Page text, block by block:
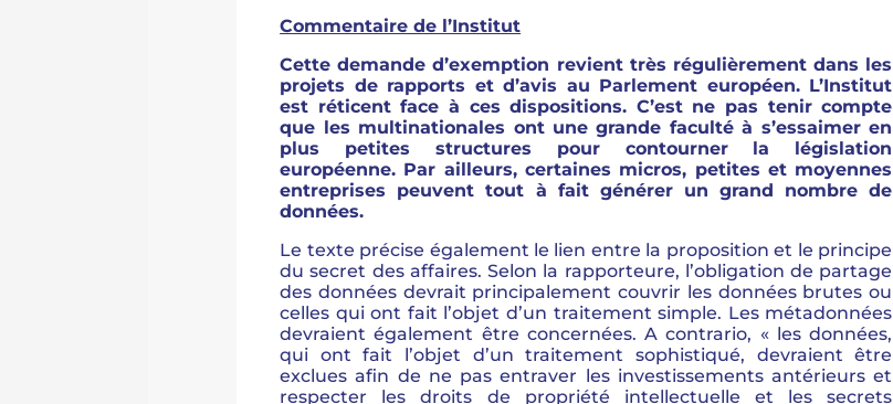
Commentaire de l’Institut
Cette demande d’exemption revient très régulièrement dans les
projets de rapports et d’avis au Parlement européen. L’Institut
est réticent face à ces dispositions. C’est ne pas tenir compte
que les multinationales ont une grande faculté à s’essaimer en
plus petites structures pour contourner la législation
européenne. Par ailleurs, certaines micros, petites et moyennes
entreprises peuvent tout à fait générer un grand nombre de
données.
Le texte précise également le lien entre la proposition et le principe
du secret des affaires. Selon la rapporteure, l’obligation de partage
des données devrait principalement couvrir les données brutes ou
celles qui ont fait l’objet d’un traitement simple. Les métadonnées
devraient également être concernées. A contrario, « les données,
qui ont fait l’objet d’un traitement sophistiqué, devraient être
exclues afin de ne pas entraver les investissements antérieurs et
respecter les droits de propriété intellectuelle et les secrets